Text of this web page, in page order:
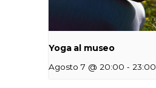
Yoga al museo
Agosto 7 @ 20:00 - 23:00